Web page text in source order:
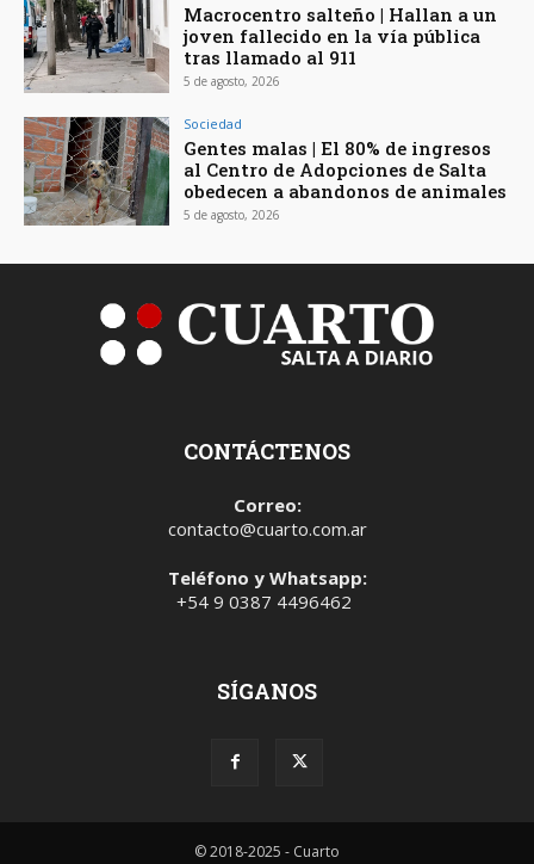
Macrocentro salteño | Hallan a un
joven fallecido en la vía pública
tras llamado al 911
5 de agosto, 2026
Sociedad
Gentes malas | El 80% de ingresos
al Centro de Adopciones de Salta
obedecen a abandonos de animales
5 de agosto, 2026
CONTÁCTENOS
Correo:
contacto@cuarto.com.ar
Teléfono y Whatsapp:
+54 9 0387 4496462
SÍGANOS
© 2018-2025 - Cuarto